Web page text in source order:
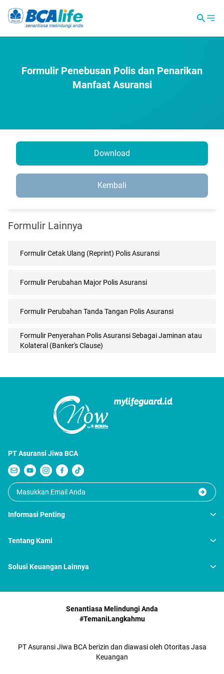
Formulir Penebusan Polis dan Penarikan
Manfaat Asuransi
Download
Kembali
Formulir Lainnya
Formulir Cetak Ulang (Reprint) Polis Asuransi
Formulir Perubahan Major Polis Asuransi
Formulir Perubahan Tanda Tangan Polis Asuransi
Formulir Penyerahan Polis Asuransi Sebagai Jaminan atau
Kolateral (Banker's Clause)
PT Asuransi Jiwa BCA
Informasi Penting
Tentang Kami
Solusi Keuangan Lainnya
Senantiasa Melindungi Anda
#TemaniLangkahmu
PT Asuransi Jiwa BCA berizin dan diawasi oleh Otoritas Jasa
Keuangan